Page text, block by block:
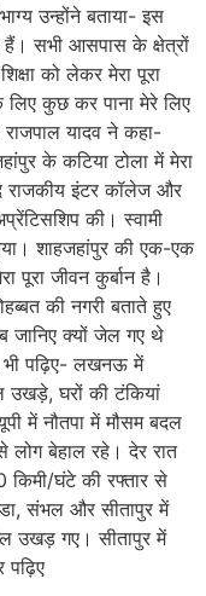
उन्होंने बताया- इस
हैं। सभी आसपास के क्षेत्रों
को लेकर मेरा पूरा
लिए कुछ कर पाना मेरे लिए
यादव ने कहा-
के कटिया टोला में मेरा
इंटर कॉलेज और
की। स्वामी
शाहजहांपुर की एक-एक
पूरा जीवन कुर्बान है।
की नगरी बताते हुए
जानिए क्यों जेल गए थे
पढ़िए- लखनऊ में
उखड़े, घरों की टंकियां
में नौतपा में मौसम बदल
लोग बेहाल रहे। देर रात
घंटे की रफ्तार से
संभल और सीतापुर में
उखड़ गए। सीतापुर में
पढ़िए